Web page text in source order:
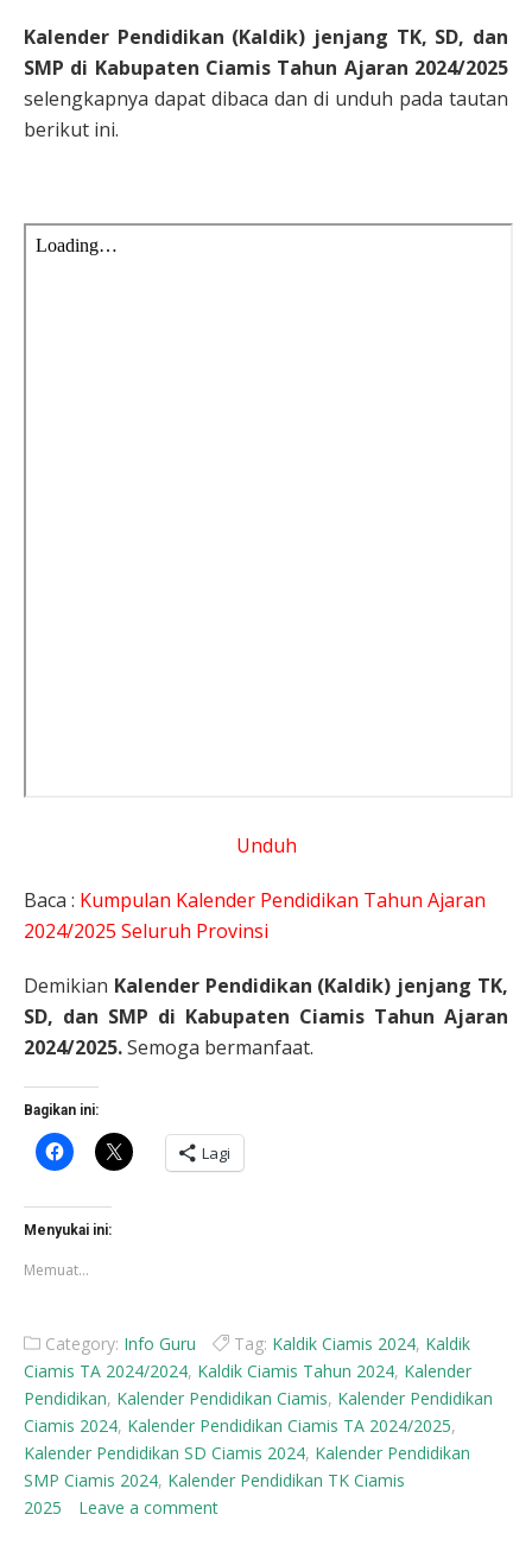
Kalender Pendidikan (Kaldik) jenjang TK, SD, dan
SMP di Kabupaten Ciamis Tahun Ajaran 2024/2025
selengkapnya dapat dibaca dan di unduh pada tautan
berikut ini.
Unduh
Baca : Kumpulan Kalender Pendidikan Tahun Ajaran
2024/2025 Seluruh Provinsi
Demikian Kalender Pendidikan (Kaldik) jenjang TK,
SD, dan SMP di Kabupaten Ciamis Tahun Ajaran
2024/2025.Semoga bermanfaat.
Bagikan ini:
Klik
untuk
Facebook(Membuka
di
jendela
baru)
Klik
untuk
berbagi
Lagi
Menyukai ini:
Memuat...
Category: Info Guru Tag: Kaldik Ciamis 2024, Kaldik
Ciamis TA 2024/2024, Kaldik Ciamis Tahun 2024, Kalender
Pendidikan, Kalender Pendidikan Ciamis, Kalender Pendidikan
Ciamis 2024, Kalender Pendidikan Ciamis TA 2024/2025,
Kalender Pendidikan SD Ciamis 2024, Kalender Pendidikan
SMP Ciamis 2024, Kalender Pendidikan TK Ciamis
2025
Leave a comment